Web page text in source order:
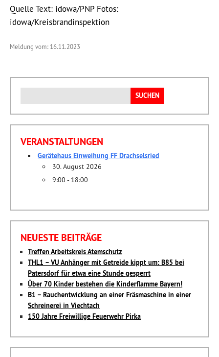
Quelle Text: idowa/PNP Fotos:
idowa/Kreisbrandinspektion
Meldung vom: 16.11.2023
nach:
VERANSTALTUNGEN
Gerätehaus Einweihung FF Drachselsried
30. August 2026
9:00 - 18:00
NEUESTE BEITRÄGE
Treffen Arbeitskreis Atemschutz
THL1 – VU Anhänger mit Getreide kippt um: B85 bei
Patersdorf für etwa eine Stunde gesperrt
Über 70 Kinder bestehen die Kinderflamme Bayern!
B1 – Rauchentwicklung an einer Fräsmaschine in einer
Schreinerei in Viechtach
150 Jahre Freiwillige Feuerwehr Pirka